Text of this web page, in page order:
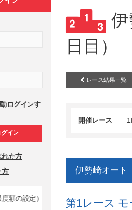
ログインす
グイン
れた方
方
定）↓
日目）
レース結果一覧
開催レース
伊勢崎オー
第1レース